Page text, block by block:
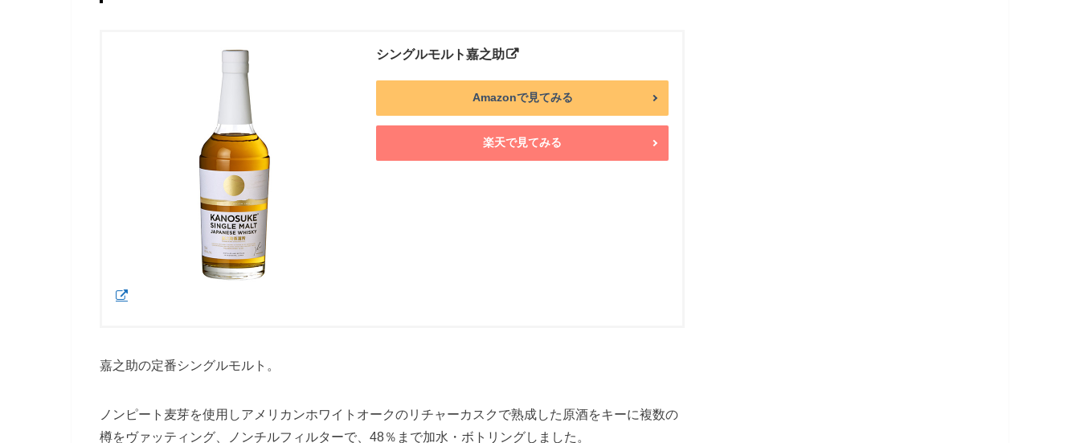
シングルモルト嘉之助
Amazonで見てみる
楽天で見てみる
嘉之助の定番シングルモルト。
ノンピート麦芽を使用しアメリカンホワイトオークのリチャーカスクで熟成した原酒をキーに複数の
樽をヴァッティング、ノンチルフィルターで、48％まで加水・ボトリングしました。